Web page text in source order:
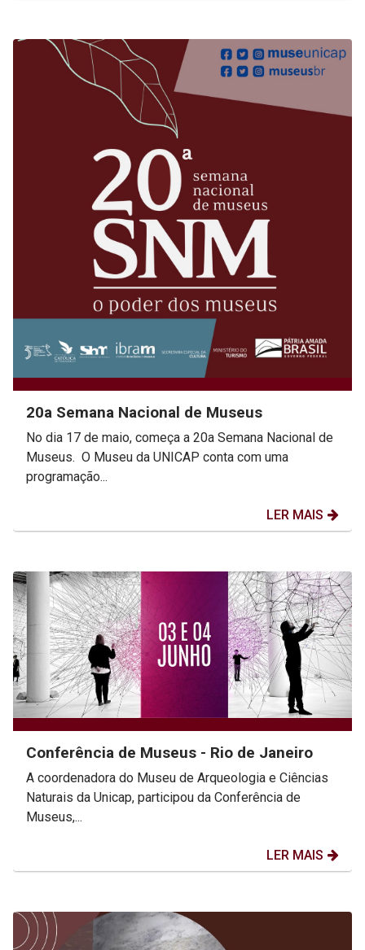
20a Semana Nacional de Museus
No dia 17 de maio, começa a 20a Semana Nacional de
Museus. O Museu da UNICAP conta com uma
programação...
LER MAIS
Conferência de Museus - Rio de Janeiro
A coordenadora do Museu de Arqueologia e Ciências
Naturais da Unicap, participou da Conferência de
Museus,...
LER MAIS